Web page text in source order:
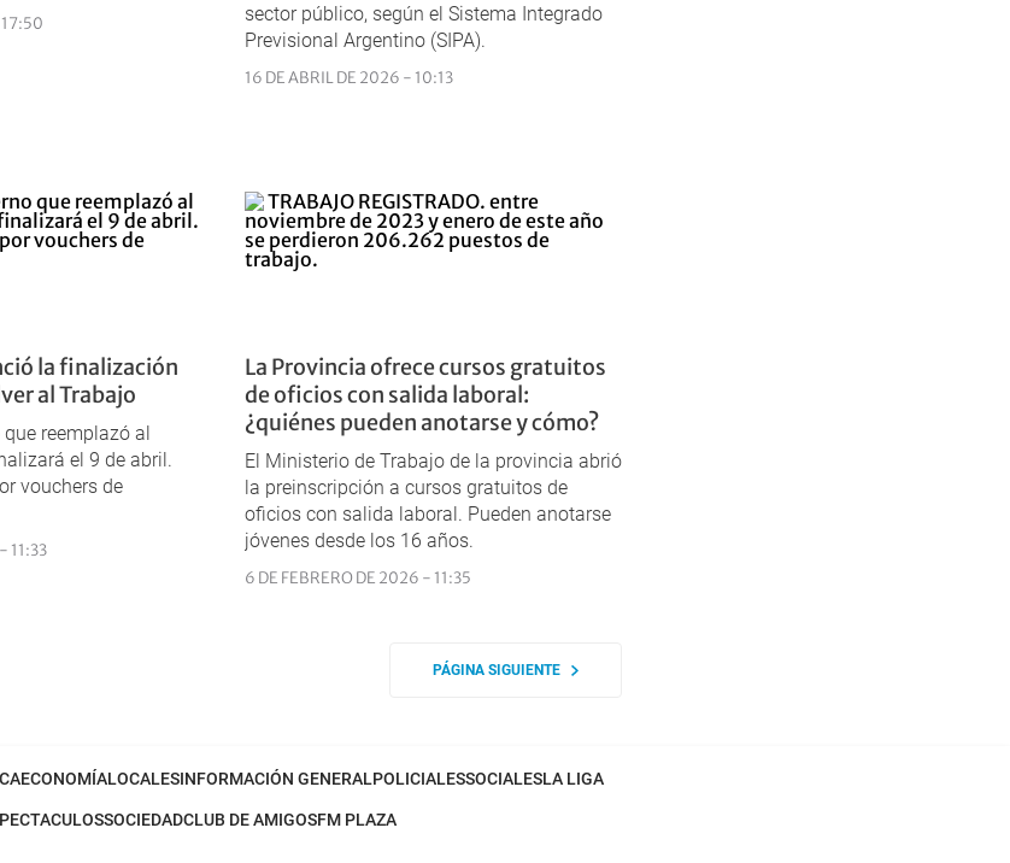
sector público, según el Sistema Integrado
Previsional Argentino (SIPA).
16 DE ABRIL DE 2026 - 10:13
la finalización
al Trabajo
reemplazó al
el 9 de abril.
vouchers de
11:33
La Provincia ofrece cursos gratuitos
de oficios con salida laboral:
¿quiénes pueden anotarse y cómo?
El Ministerio de Trabajo de la provincia abrió
la preinscripción a cursos gratuitos de
oficios con salida laboral. Pueden anotarse
jóvenes desde los 16 años.
6 DE FEBRERO DE 2026 - 11:35
PÁGINA SIGUIENTE
ECONOMÍALOCALESINFORMACIÓN GENERALPOLICIALESSOCIALESLA LIGA
SOCIEDADCLUB DE AMIGOSFM PLAZA